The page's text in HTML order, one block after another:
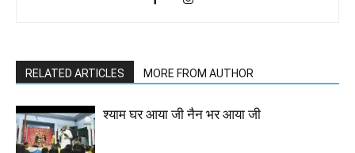
RELATED ARTICLES MORE FROM AUTHOR
श्याम घर आया जी नैन भर आया जी